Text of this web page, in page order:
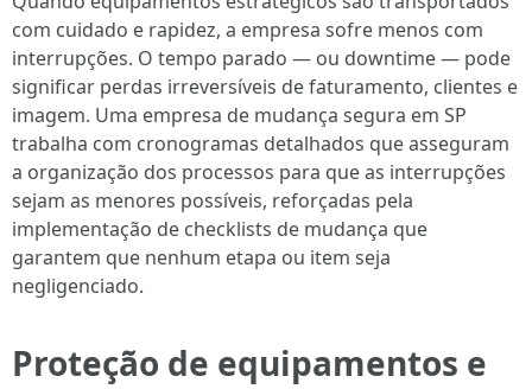
com cuidado e rapidez, a empresa sofre menos com
interrupções. O tempo parado — ou downtime — pode
significar perdas irreversíveis de faturamento, clientes e
imagem. Uma empresa de mudança segura em SP
trabalha com cronogramas detalhados que asseguram
a organização dos processos para que as interrupções
sejam as menores possíveis, reforçadas pela
implementação de checklists de mudança que
garantem que nenhum etapa ou item seja
negligenciado.
Proteção de equipamentos e